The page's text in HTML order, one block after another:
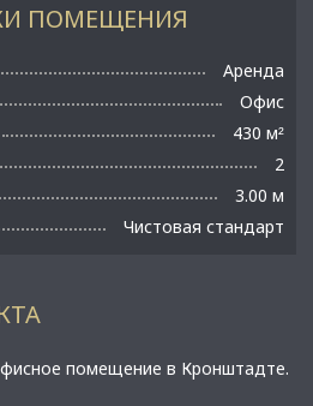
ПОМЕЩЕНИЯ
Аренда
Офис
430 м²
2
3.00 м
Чистовая стандарт
помещение в Кронштадте.